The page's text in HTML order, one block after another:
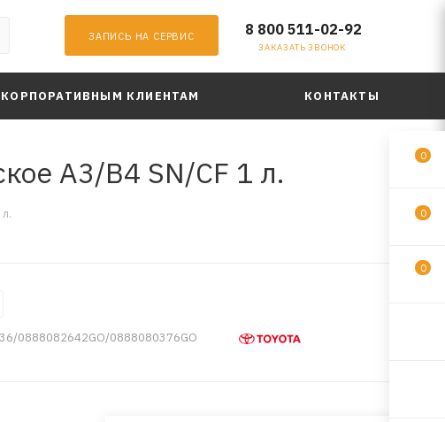
ЗАПИСЬ НА СЕРВИС 8 800 511-02-92
ЗАКАЗАТЬ ЗВОНОК
КОРПОРАТИВНЫМ КЛИЕНТАМ КОНТАКТЫ
A3/B4 SN/CF 1 л.
0888082642GO/0888080376GO
0
0
0